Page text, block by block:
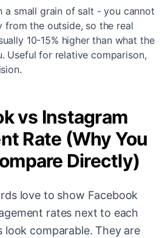
a small grain of salt - you cannot
the outside, so the real
10-15% higher than what the
Useful for relative comparison,
vs Instagram
Rate (Why You
Directly)
love to show Facebook
rates next to each
look comparable. They are